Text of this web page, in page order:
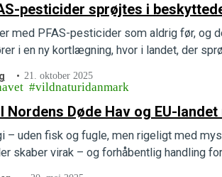
pesticider sprøjtes i
med PFAS-pesticider som aldrig før, og
i en ny kortlægning, hvor i landet, der
21. oktober 2025
vildnaturidanmark
Nordens Døde Hav og EU-
– uden fisk og fugle, men rigeligt med
skaber virak – og forhåbentlig handling